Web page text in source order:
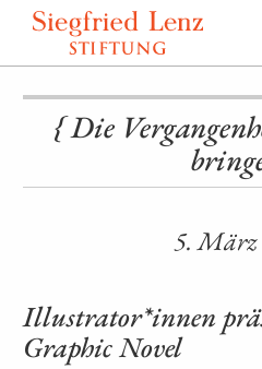
{ Die
5. März
Illustrator*innen
Graphic Novel